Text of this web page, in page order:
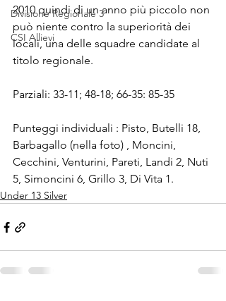
Divisione Regionale 3
CSI Allievi
2010 quindi di un anno più piccolo non
può niente contro la superiorità dei
locali, una delle squadre candidate al
titolo regionale.
Parziali: 33-11; 48-18; 66-35: 85-35
Punteggi individuali : Pisto, Butelli 18,
Barbagallo (nella foto) , Moncini,
Cecchini, Venturini, Pareti, Landi 2, Nuti
5, Simoncini 6, Grillo 3, Di Vita 1.
Under 13 Silver